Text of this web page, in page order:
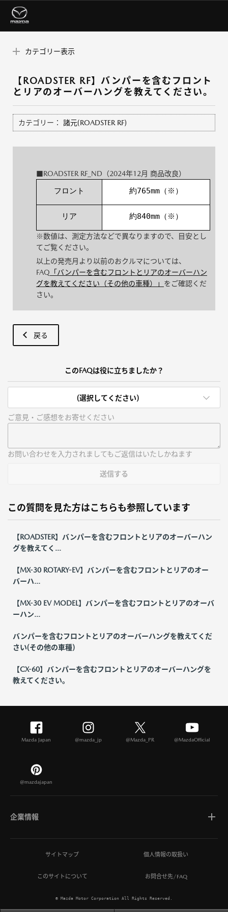
カテゴリー表示
【ROADSTER RF】バンパーを含むフロント
とリアのオーバーハングを教えてください。
カテゴリー： 諸元(ROADSTER RF)
■ROADSTER RF_ND（2024年12月 商品改良）
フロント 約765mm（※）
リア 約840mm（※）
※数値は、測定方法などで異なりますので、目安とし
てご覧ください。
以上の発売月より以前のおクルマについては、
FAQ 「バンパーを含むフロントとリアのオーバーハン
グを教えてください（その他の車種）」 をご確認くだ
さい。
戻る
このFAQは役に立ちましたか？
(選択してください)
ご意見・ご感想をお寄せください
お問い合わせを入力されましてもご返信はいたしかねます
送信する
この質問を見た方はこちらも参照しています
【ROADSTER】バンパーを含むフロントとリアのオーバーハン
グを教えてく...
【MX-30 ROTARY-EV】バンパーを含むフロントとリアのオー
バーハ...
【MX-30 EV MODEL】バンパーを含むフロントとリアのオーバ
ーハン...
バンパーを含むフロントとリアのオーバーハングを教えてくだ
さい(その他の車種)
【CX-60】バンパーを含むフロントとリアのオーバーハングを
教えてください。
Mazda Japan @mazda_jp @Mazda_PR @MazdaOfficial
@mazdajapan
企業情報
マツダについて
ひとを想う価値創造
サイトマップ 個人情報の取扱い
このサイトについて お問合せ先/FAQ
© Mazda Motor Corporation All Rights Reserved.